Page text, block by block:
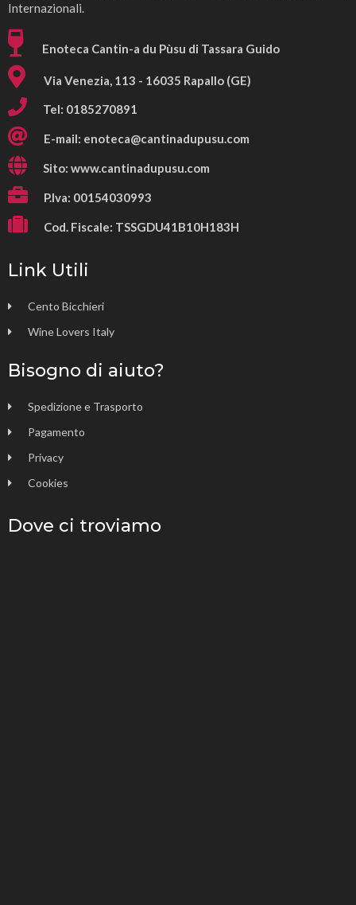
Internazionali.
Enoteca Cantin-a du Pùsu di Tassara Guido
Via Venezia, 113 - 16035 Rapallo (GE)
Tel: 0185270891
E-mail: enoteca@cantinadupusu.com
Sito: www.cantinadupusu.com
P.Iva: 00154030993
Cod. Fiscale: TSSGDU41B10H183H
Link Utili
Cento Bicchieri
Wine Lovers Italy
Bisogno di aiuto?
Spedizione e Trasporto
Pagamento
Privacy
Cookies
Dove ci troviamo